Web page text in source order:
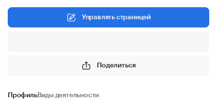
Управлять страницей
Поделиться
ПрофильВиды деятельности